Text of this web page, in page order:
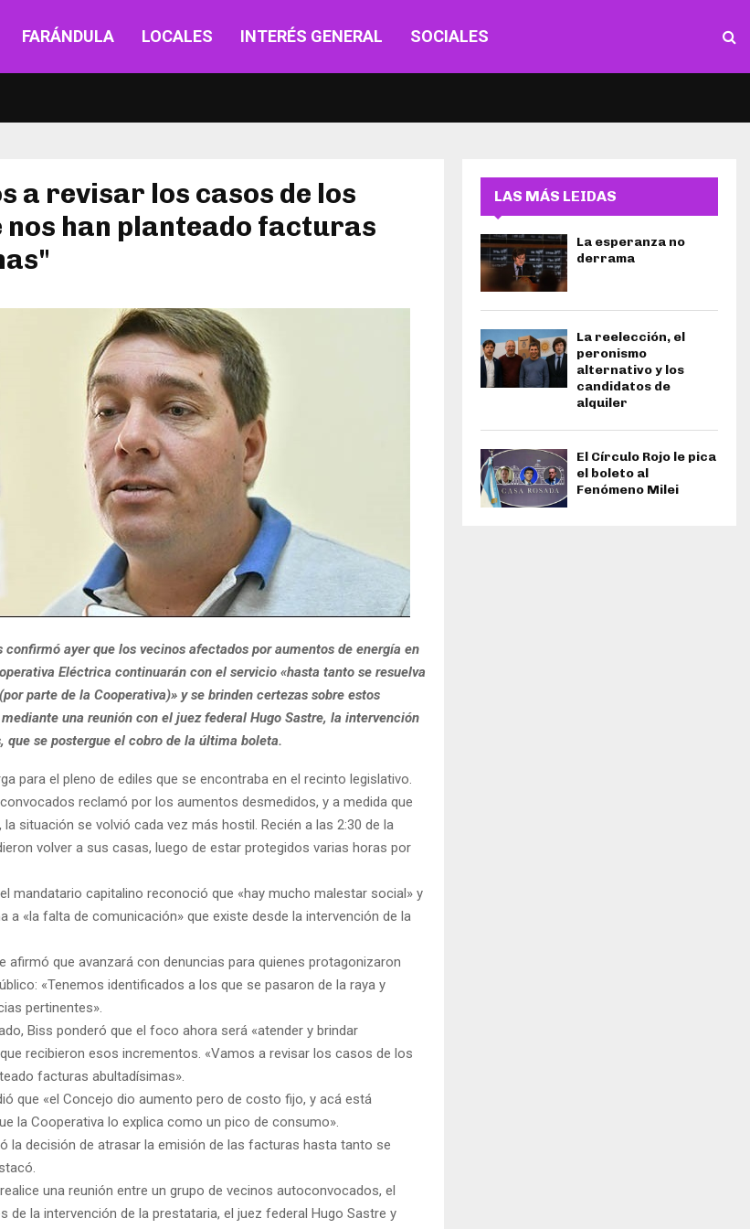
FARÁNDULA LOCALES INTERÉS GENERAL SOCIALES
a revisar los casos de los
nos han planteado facturas
confirmó ayer que los vecinos afectados por aumentos de energía en
Eléctrica continuarán con el servicio «hasta tanto se resuelva
parte de la Cooperativa)» y se brinden certezas sobre estos
una reunión con el juez federal Hugo Sastre, la intervención
que se postergue el cobro de la última boleta.
para el pleno de ediles que se encontraba en el recinto legislativo.
reclamó por los aumentos desmedidos, y a medida que
situación se volvió cada vez más hostil. Recién a las 2:30 de la
volver a sus casas, luego de estar protegidos varias horas por
mandatario capitalino reconoció que «hay mucho malestar social» y
a «la falta de comunicación» que existe desde la intervención de la
afirmó que avanzará con denuncias para quienes protagonizaron
«Tenemos identificados a los que se pasaron de la raya y
pertinentes».
Biss ponderó que el foco ahora será «atender y brindar
recibieron esos incrementos. «Vamos a revisar los casos de los
facturas abultadísimas».
que «el Concejo dio aumento pero de costo fijo, y acá está
la Cooperativa lo explica como un pico de consumo».
la decisión de atrasar la emisión de las facturas hasta tanto se
una reunión entre un grupo de vecinos autoconvocados, el
de la intervención de la prestataria, el juez federal Hugo Sastre y
LAS MÁS LEIDAS
La esperanza no
derrama
La reelección, el
peronismo
alternativo y los
candidatos de
alquiler
El Círculo Rojo le pica
el boleto al
Fenómeno Milei